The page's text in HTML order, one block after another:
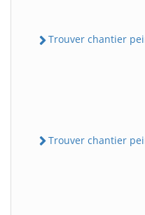
Trouver chantier
Trouver chantier